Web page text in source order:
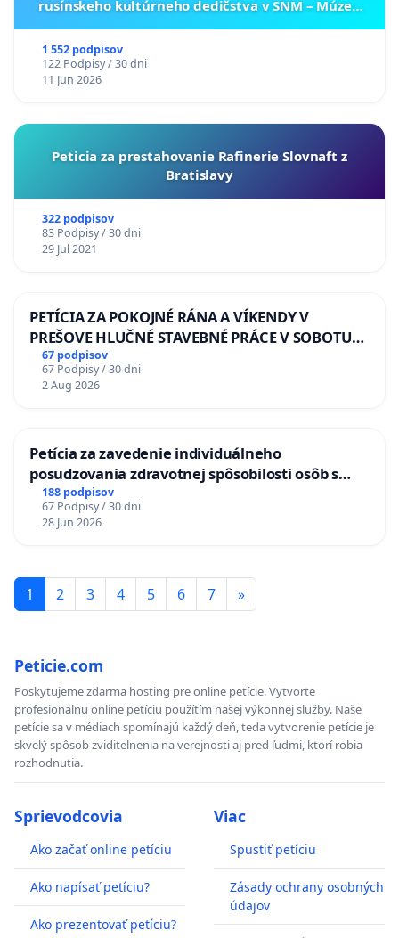
rusínskeho kultúrneho dedičstva v SNM – Múzeu
1 552 podpisov
122 Podpisy / 30 dni
11 Jun 2026
Peticia za prestahovanie Rafinerie Slovnaft z
Bratislavy
322 podpisov
83 Podpisy / 30 dni
29 Jul 2021
PETÍCIA ZA POKOJNÉ RÁNA A VÍKENDY V
PREŠOVE HLUČNÉ STAVEBNÉ PRÁCE V SOBOTU
LEN OD 9.00 DO 13.00 HOD., CEZ PRACOVNÝ
TÝŽDEŇ CIEĽ 8.00 – 18.00 HOD. A PRAVIDELNÁ
KONTROLA STAVBY C-AREA NA
67 podpisov
67 Podpisy / 30 dni
2 Aug 2026
Petícia za zavedenie individuálneho
posudzovania zdravotnej spôsobilosti osôb s
diabetom 1. a 2. typu pri prijímaní do
Policajného zboru SR
188 podpisov
67 Podpisy / 30 dni
28 Jun 2026
1 2 3 4 5 6 7 »
Peticie.com
Poskytujeme zdarma hosting pre online petície. Vytvorte
profesionálnu online petíciu použítím našej výkonnej služby. Naše
petície sa v médiach spomínajú každý deň, teda vytvorenie petície je
skvelý spôsob zviditelnenia na verejnosti aj pred ľudmi, ktorí robia
rozhodnutia.
Sprievodcovia
Ako začať online petíciu
Ako napísať petíciu?
Ako prezentovať petíciu?
Viac
Spustiť petíciu
Zásady ochrany osobných
údajov